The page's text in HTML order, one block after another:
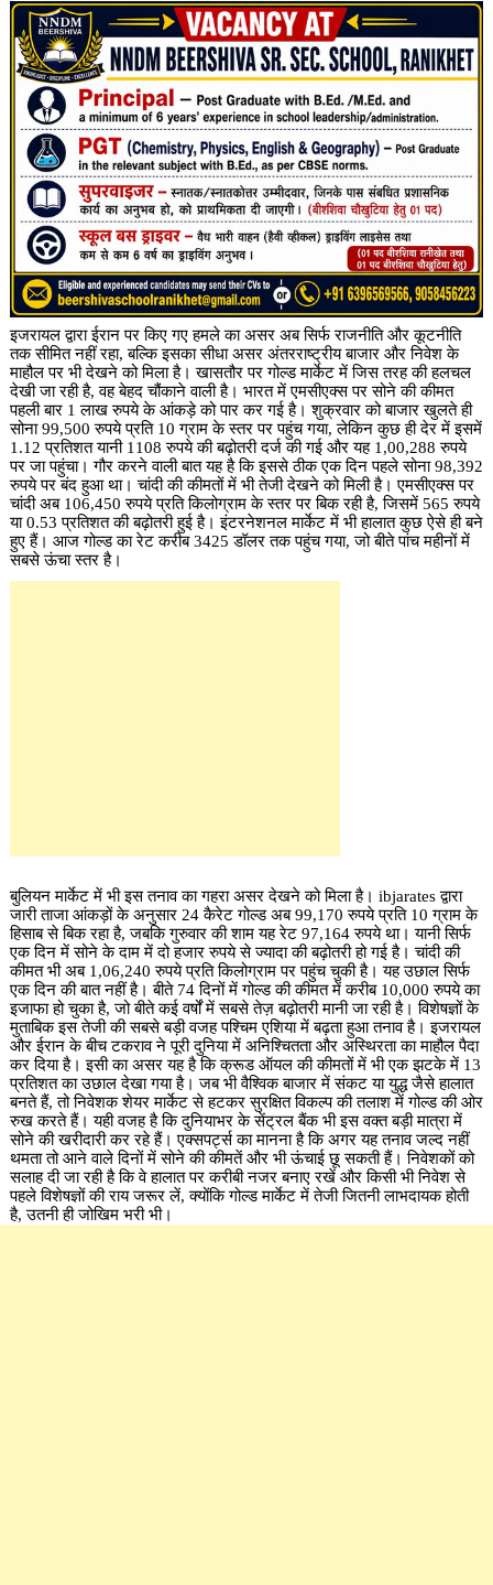
इजरायल द्वारा ईरान पर किए गए हमले का असर अब सिर्फ राजनीति और कूटनीति
तक सीमित नहीं रहा, बल्कि इसका सीधा असर अंतरराष्ट्रीय बाजार और निवेश के
माहौल पर भी देखने को मिला है। खासतौर पर गोल्ड मार्केट में जिस तरह की हलचल
देखी जा रही है, वह बेहद चौंकाने वाली है। भारत में एमसीएक्स पर सोने की कीमत
पहली बार 1 लाख रुपये के आंकड़े को पार कर गई है। शुक्रवार को बाजार खुलते ही
सोना 99,500 रुपये प्रति 10 ग्राम के स्तर पर पहुंच गया, लेकिन कुछ ही देर में इसमें
1.12 प्रतिशत यानी 1108 रुपये की बढ़ोतरी दर्ज की गई और यह 1,00,288 रुपये
पर जा पहुंचा। गौर करने वाली बात यह है कि इससे ठीक एक दिन पहले सोना 98,392
रुपये पर बंद हुआ था। चांदी की कीमतों में भी तेजी देखने को मिली है। एमसीएक्स पर
चांदी अब 106,450 रुपये प्रति किलोग्राम के स्तर पर बिक रही है, जिसमें 565 रुपये
या 0.53 प्रतिशत की बढ़ोतरी हुई है। इंटरनेशनल मार्केट में भी हालात कुछ ऐसे ही बने
हुए हैं। आज गोल्ड का रेट करीब 3425 डॉलर तक पहुंच गया, जो बीते पांच महीनों में
सबसे ऊंचा स्तर है।
बुलियन मार्केट में भी इस तनाव का गहरा असर देखने को मिला है। ibjarates द्वारा
जारी ताजा आंकड़ों के अनुसार 24 कैरेट गोल्ड अब 99,170 रुपये प्रति 10 ग्राम के
हिसाब से बिक रहा है, जबकि गुरुवार की शाम यह रेट 97,164 रुपये था। यानी सिर्फ
एक दिन में सोने के दाम में दो हजार रुपये से ज्यादा की बढ़ोतरी हो गई है। चांदी की
कीमत भी अब 1,06,240 रुपये प्रति किलोग्राम पर पहुंच चुकी है। यह उछाल सिर्फ
एक दिन की बात नहीं है। बीते 74 दिनों में गोल्ड की कीमत में करीब 10,000 रुपये का
इजाफा हो चुका है, जो बीते कई वर्षों में सबसे तेज़ बढ़ोतरी मानी जा रही है। विशेषज्ञों के
मुताबिक इस तेजी की सबसे बड़ी वजह पश्चिम एशिया में बढ़ता हुआ तनाव है। इजरायल
और ईरान के बीच टकराव ने पूरी दुनिया में अनिश्चितता और अस्थिरता का माहौल पैदा
कर दिया है। इसी का असर यह है कि क्रूड ऑयल की कीमतों में भी एक झटके में 13
प्रतिशत का उछाल देखा गया है। जब भी वैश्विक बाजार में संकट या युद्ध जैसे हालात
बनते हैं, तो निवेशक शेयर मार्केट से हटकर सुरक्षित विकल्प की तलाश में गोल्ड की ओर
रुख करते हैं। यही वजह है कि दुनियाभर के सेंट्रल बैंक भी इस वक्त बड़ी मात्रा में
सोने की खरीदारी कर रहे हैं। एक्सपर्ट्स का मानना है कि अगर यह तनाव जल्द नहीं
थमता तो आने वाले दिनों में सोने की कीमतें और भी ऊंचाई छू सकती हैं। निवेशकों को
सलाह दी जा रही है कि वे हालात पर करीबी नजर बनाए रखें और किसी भी निवेश से
पहले विशेषज्ञों की राय जरूर लें, क्योंकि गोल्ड मार्केट में तेजी जितनी लाभदायक होती
है, उतनी ही जोखिम भरी भी।